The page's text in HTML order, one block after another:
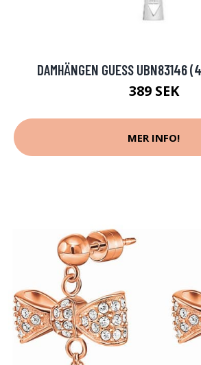
DAMHÄNGEN GUESS UBN83146
389 SEK
MER INFO!